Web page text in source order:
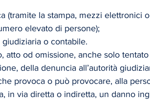
(tramite la stampa, mezzi elettronici
elevato di persone);
o contabile.
atto od omissione, anche solo
della denuncia all’autorità
provoca o può provocare, alla
in via diretta o indiretta, un danno